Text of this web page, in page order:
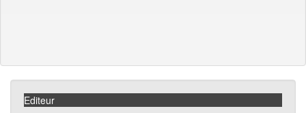
Editeur